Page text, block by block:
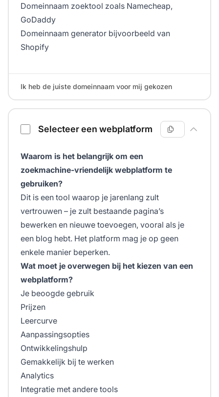
Domeinnaam zoektool zoals Namecheap,
GoDaddy
Domeinnaam generator bijvoorbeeld van
Shopify
Ik heb de juiste domeinnaam voor mij gekozen
Selecteer een webplatform
Waarom is het belangrijk om een
zoekmachine-vriendelijk webplatform te
gebruiken?
Dit is een tool waarop je jarenlang zult
vertrouwen – je zult bestaande pagina’s
bewerken en nieuwe toevoegen, vooral als je
een blog hebt. Het platform mag je op geen
enkele manier beperken.
Wat moet je overwegen bij het kiezen van een
webplatform?
Je beoogde gebruik
Prijzen
Leercurve
Aanpassingsopties
Ontwikkelingshulp
Gemakkelijk bij te werken
Analytics
Integratie met andere tools